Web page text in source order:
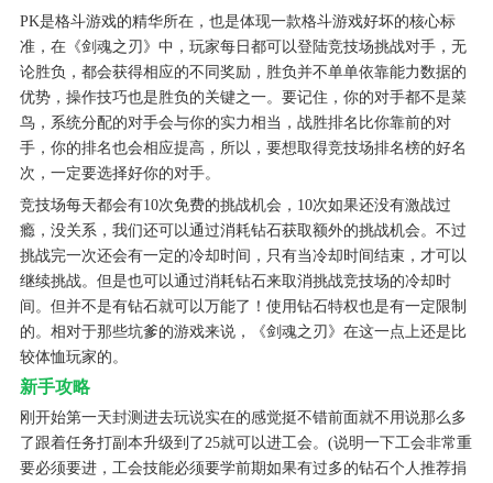
PK是格斗游戏的精华所在，也是体现一款格斗游戏好坏的核心标
准，在《剑魂之刃》中，玩家每日都可以登陆竞技场挑战对手，无
论胜负，都会获得相应的不同奖励，胜负并不单单依靠能力数据的
优势，操作技巧也是胜负的关键之一。要记住，你的对手都不是菜
鸟，系统分配的对手会与你的实力相当，战胜排名比你靠前的对
手，你的排名也会相应提高，所以，要想取得竞技场排名榜的好名
次，一定要选择好你的对手。
竞技场每天都会有10次免费的挑战机会，10次如果还没有激战过
瘾，没关系，我们还可以通过消耗钻石获取额外的挑战机会。不过
挑战完一次还会有一定的冷却时间，只有当冷却时间结束，才可以
继续挑战。但是也可以通过消耗钻石来取消挑战竞技场的冷却时
间。但并不是有钻石就可以万能了！使用钻石特权也是有一定限制
的。相对于那些坑爹的游戏来说，《剑魂之刃》在这一点上还是比
较体恤玩家的。
新手攻略
刚开始第一天封测进去玩说实在的感觉挺不错前面就不用说那么多
了跟着任务打副本升级到了25就可以进工会。(说明一下工会非常重
要必须要进，工会技能必须要学前期如果有过多的钻石个人推荐捐